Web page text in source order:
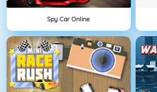
Spy Car Online